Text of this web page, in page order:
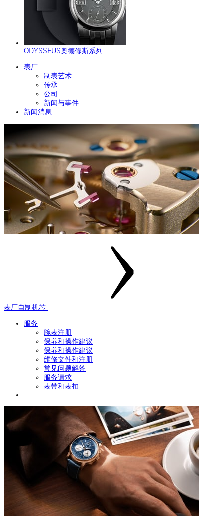
ODYSSEUS奥德修斯系列
表厂
制表艺术
传承
公司
新闻与事件
新闻消息
表厂自制机芯
服务
腕表注册
保养和操作建议
保养和操作建议
维修文件和注册
常见问题解答
服务请求
表带和表扣